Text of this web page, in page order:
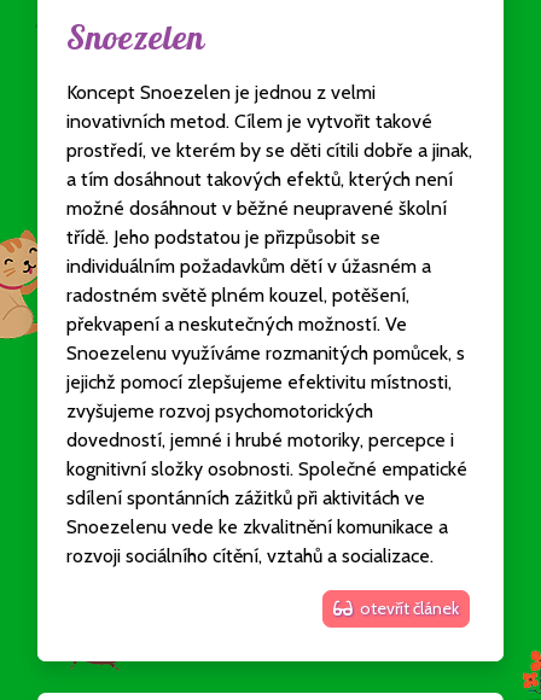
Snoezelen
Koncept Snoezelen je jednou z velmi
inovativních metod. Cílem je vytvořit takové
prostředí, ve kterém by se děti cítili dobře a jinak,
a tím dosáhnout takových efektů, kterých není
možné dosáhnout v běžné neupravené školní
třídě. Jeho podstatou je přizpůsobit se
individuálním požadavkům dětí v úžasném a
radostném světě plném kouzel, potěšení,
překvapení a neskutečných možností. Ve
Snoezelenu využíváme rozmanitých pomůcek, s
jejichž pomocí zlepšujeme efektivitu místnosti,
zvyšujeme rozvoj psychomotorických
dovedností, jemné i hrubé motoriky, percepce i
kognitivní složky osobnosti. Společné empatické
sdílení spontánních zážitků při aktivitách ve
Snoezelenu vede ke zkvalitnění komunikace a
rozvoji sociálního cítění, vztahů a socializace.
otevřít článek